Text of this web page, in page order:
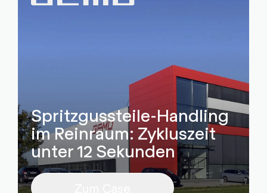
Spritzgussteile-Handling
im Reinraum: Zykluszeit
unter 12 Sekunden